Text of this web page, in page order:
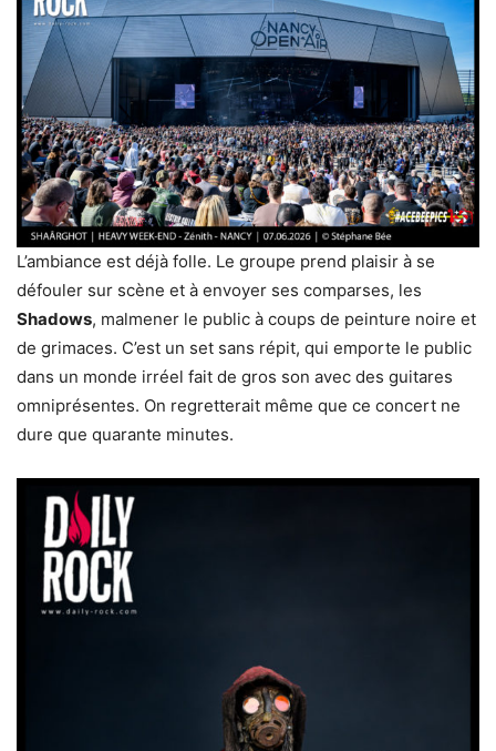
L’ambiance est déjà folle. Le groupe prend plaisir à se
défouler sur scène et à envoyer ses comparses, les
Shadows, malmener le public à coups de peinture noire et
de grimaces. C’est un set sans répit, qui emporte le public
dans un monde irréel fait de gros son avec des guitares
omniprésentes. On regretterait même que ce concert ne
dure que quarante minutes.